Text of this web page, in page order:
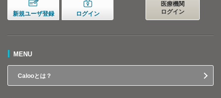
新規ユーザ登録 ログイン
医療機関
ログイン
MENU
Calooとは？